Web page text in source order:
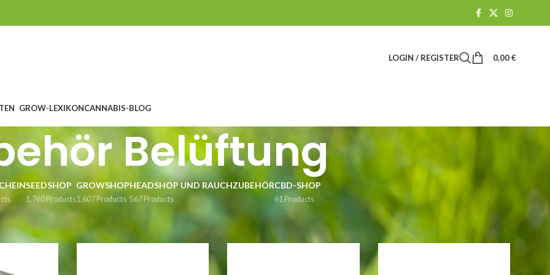
LOGIN / REGISTER 0,00€
GROW-LEXIKONCANNABIS-BLOG
Belüftung
SEEDSHOP
1.760 Products
GROWSHOP
1.607 Products
HEADSHOP UND RAUCHZUBEHÖR
567 Products
CBD-SHOP
61 Products
und Klima/ Show